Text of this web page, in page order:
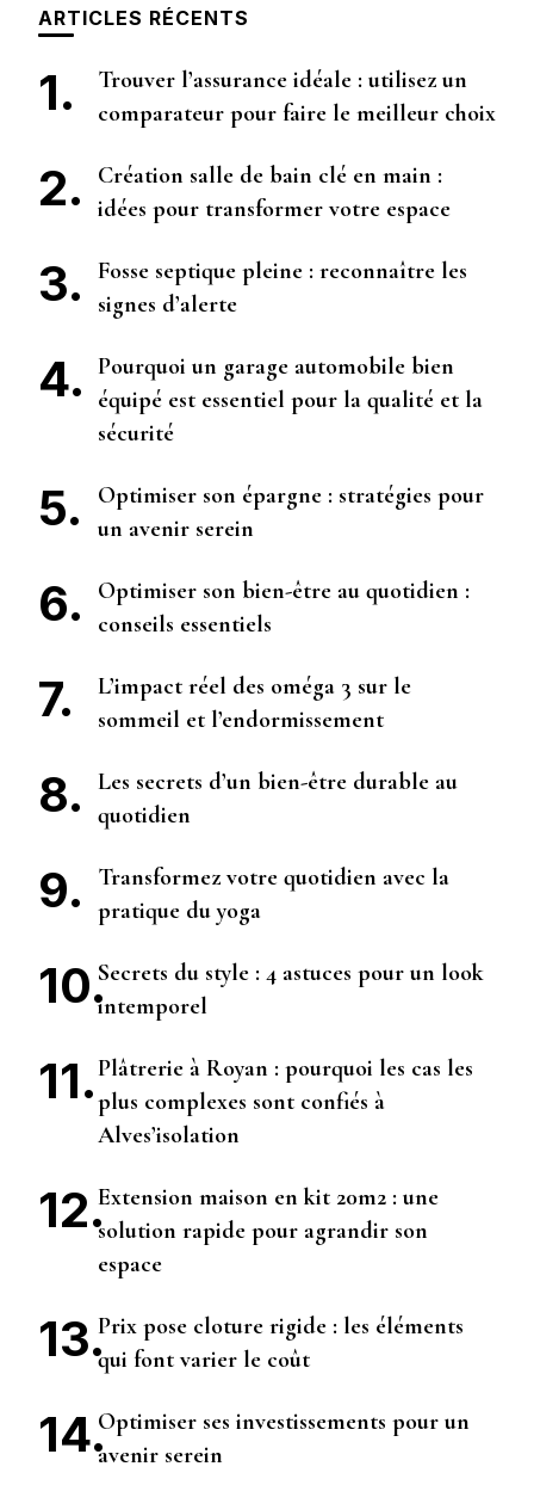
ARTICLES RÉCENTS
Trouver l’assurance idéale : utilisez un
comparateur pour faire le meilleur choix
Création salle de bain clé en main :
idées pour transformer votre espace
Fosse septique pleine : reconnaître les
signes d’alerte
Pourquoi un garage automobile bien
équipé est essentiel pour la qualité et la
sécurité
Optimiser son épargne : stratégies pour
un avenir serein
Optimiser son bien-être au quotidien :
conseils essentiels
L’impact réel des oméga 3 sur le
sommeil et l’endormissement
Les secrets d’un bien-être durable au
quotidien
Transformez votre quotidien avec la
pratique du yoga
Secrets du style : 4 astuces pour un look
intemporel
Plâtrerie à Royan : pourquoi les cas les
plus complexes sont confiés à
Alves’isolation
Extension maison en kit 20m2 : une
solution rapide pour agrandir son
espace
Prix pose cloture rigide : les éléments
qui font varier le coût
Optimiser ses investissements pour un
avenir serein